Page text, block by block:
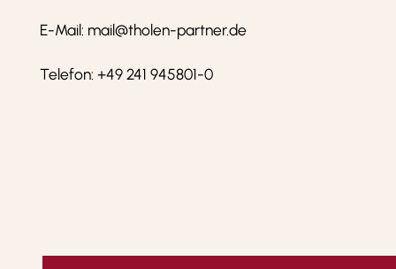
E-Mail: mail@tholen-partner.de
Telefon: +49 241 945801-0